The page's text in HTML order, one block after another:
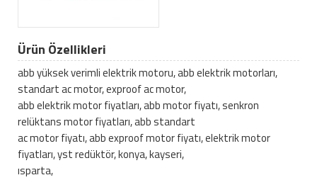
Ürün Özellikleri
abb yüksek verimli elektrik motoru, abb elektrik motorları,
standart ac motor, exproof ac motor,
abb elektrik motor fiyatları, abb motor fiyatı, senkron
relüktans motor fiyatları, abb standart
ac motor fiyatı, abb exproof motor fiyatı, elektrik motor
fiyatları, yst redüktör, konya, kayseri,
ısparta,